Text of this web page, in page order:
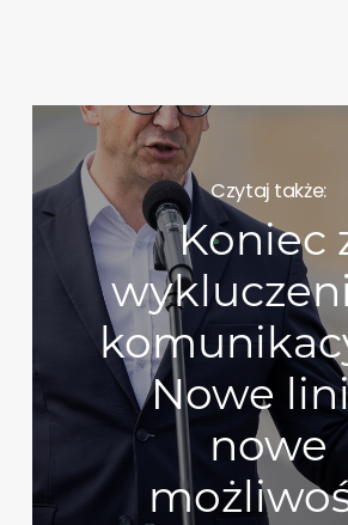
Czytaj także:
Koniec
Nowe
nowe